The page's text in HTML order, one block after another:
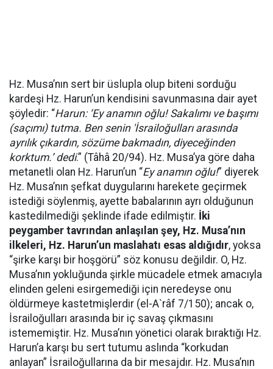
Hz. Musa’nın sert bir üslupla olup biteni sorduğu
kardeşi Hz. Harun’un kendisini savunmasına dair ayet
şöyledir: “Harun: ‘Ey anamın oğlu! Sakalımı ve başımı
(saçımı) tutma. Ben senin 'İsrailoğulları arasında
ayrılık çıkardın, sözüme bakmadın, diyeceğinden
korktum.’ dedi.” (Tâhâ 20/94). Hz. Musa’ya göre daha
metanetli olan Hz. Harun’un “Ey anamın oğlu!” diyerek
Hz. Musa’nın şefkat duygularını harekete geçirmek
istediği söylenmiş, ayette babalarının ayrı olduğunun
kastedilmediği şeklinde ifade edilmiştir. İki
peygamber tavrından anlaşılan şey, Hz. Musa’nın
ilkeleri, Hz. Harun’un maslahatı esas aldığıdır, yoksa
“şirke karşı bir hoşgörü” söz konusu değildir. O, Hz.
Musa’nın yokluğunda şirkle mücadele etmek amacıyla
elinden geleni esirgemediği için neredeyse onu
öldürmeye kastetmişlerdir (el-A`râf 7/150); ancak o,
İsrailoğulları arasında bir iç savaş çıkmasını
istememiştir. Hz. Musa’nın yönetici olarak bıraktığı Hz.
Harun’a karşı bu sert tutumu aslında “korkudan
anlayan” İsrailoğullarına da bir mesajdır. Hz. Musa’nın